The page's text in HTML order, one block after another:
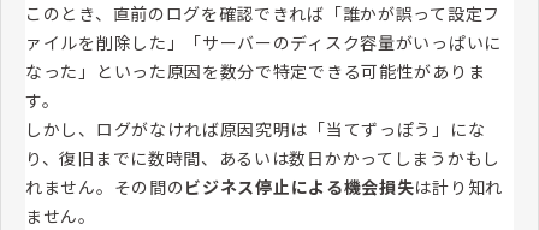
このとき、直前のログを確認できれば「誰かが誤って設定フ
ァイルを削除した」「サーバーのディスク容量がいっぱいに
なった」といった原因を数分で特定できる可能性がありま
す。
しかし、ログがなければ原因究明は「当てずっぽう」にな
り、復旧までに数時間、あるいは数日かかってしまうかもし
れません。その間の ビジネス停止による機会損失は計り知れ
ません。